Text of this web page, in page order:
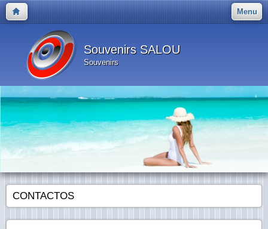
Menu
Souvenirs SALOU
Souvenirs
CONTACTOS